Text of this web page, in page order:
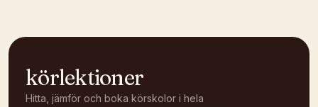
körlektioner
Hitta, jämför och boka körskolor i hela